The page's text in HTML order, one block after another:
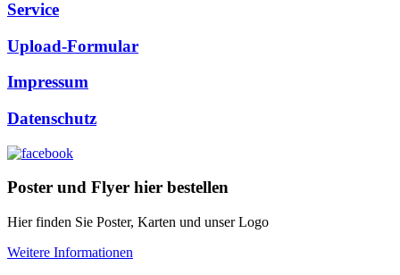
Service
Upload-Formular
Impressum
Datenschutz
Poster und Flyer hier bestellen
Hier finden Sie Poster, Karten und unser Logo
Weitere Informationen